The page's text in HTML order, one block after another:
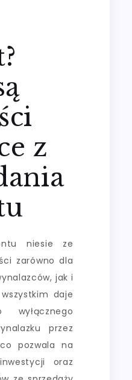
z
niesie ze
zarówno dla
jak i
daje
przez
pozwala na
oraz